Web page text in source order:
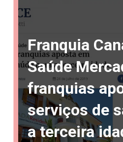
Franquia
Saúde
franquias
serviços de
a terceira